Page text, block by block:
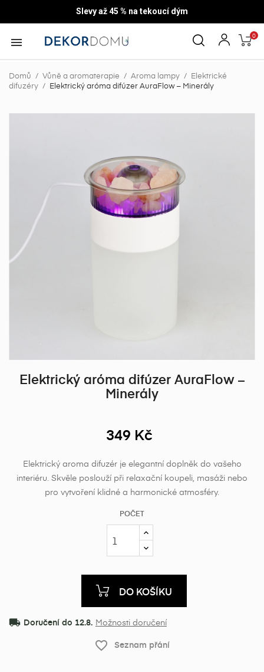
Slevy až 45 % na tekoucí dým
 0
Domů Vůně a aromaterapie Aroma lampy
Elektrické
difuzéry
Elektrický aróma difúzer AuraFlow – Minerály
Elektrický aróma difúzer AuraFlow –
Minerály
349 Kč
Elektrický aroma difuzér je elegantní doplněk do vašeho
interiéru. Skvěle poslouží při relaxační koupeli, masáži nebo
pro vytvoření klidné a harmonické atmosféry.
POČET
DO KOŠÍKU
local_shipping Doručení do 12.8. Možnosti doručení
favorite_border Seznam přání